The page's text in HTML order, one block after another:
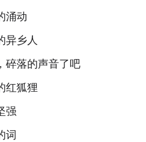
涌动
异乡人
碎落的声音了吧
红狐狸
强
词